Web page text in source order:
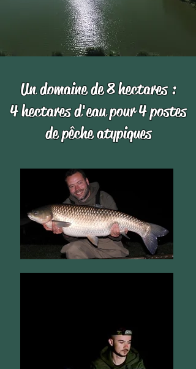
Un domaine de 8 hectares :
4 hectares d'eau pour 4 postes
de pêche atypiques